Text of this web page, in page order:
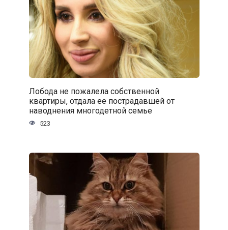
Лобода не пожалела собственной
квартиры, отдала ее пострадавшей от
наводнения многодетной семье
523